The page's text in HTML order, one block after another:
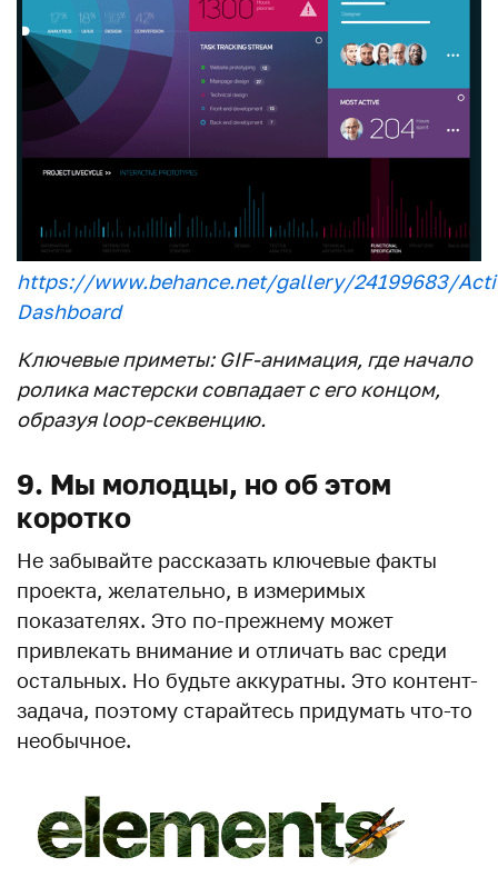
https://www.behance.net/gallery/24199683/
Dashboard
Ключевые приметы: GIF-анимация, где начало
ролика мастерски совпадает с его концом,
образуя loop-секвенцию.
9. Мы молодцы, но об этом
коротко
Не забывайте рассказать ключевые факты
проекта, желательно, в измеримых
показателях. Это по-прежнему может
привлекать внимание и отличать вас среди
остальных. Но будьте аккуратны. Это контент-
задача, поэтому старайтесь придумать что-то
необычное.